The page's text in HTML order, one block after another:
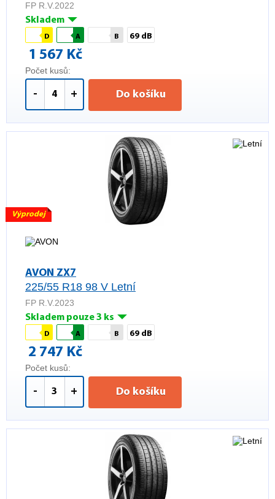
FP R.V.2022
Skladem
D A B 69 dB
1 567 Kč
Počet kusů:
- + Do košíku
Výprodej
AVON ZX7
225/55 R18 98 V Letní
FP R.V.2023
Skladem pouze 3 ks
D A B 69 dB
2 747 Kč
Počet kusů:
- + Do košíku